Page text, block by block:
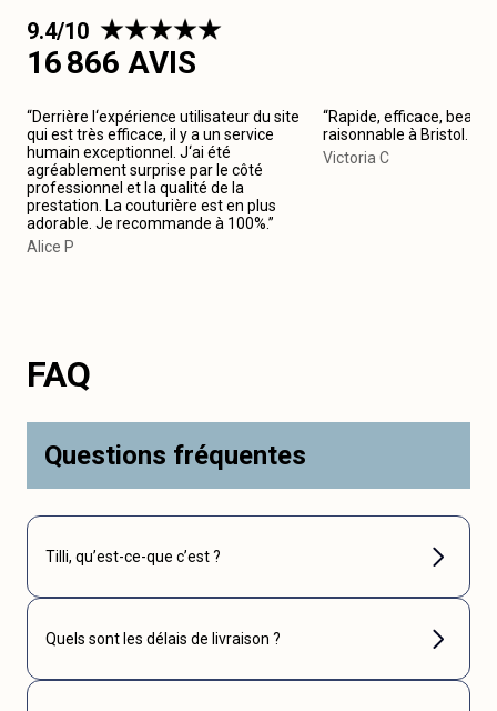
9.4/10
16 866 AVIS
“Derrière l‘expérience utilisateur du site
qui est très efficace, il y a un service
humain exceptionnel. J‘ai été
agréablement surprise par le côté
professionnel et la qualité de la
prestation. La couturière est en plus
adorable. Je recommande à 100%.”
Alice P
“Rapide, efficace, beau
raisonnable à Bristol. Je
Victoria C
FAQ
Questions fréquentes
Tilli, qu’est-ce-que c’est ?
Quels sont les délais de livraison ?